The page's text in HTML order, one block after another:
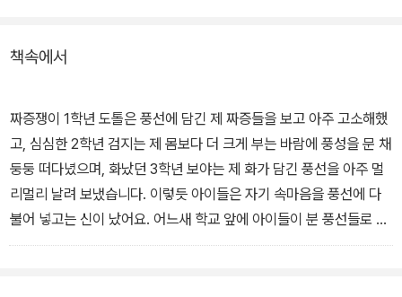
이야기를 끝맺는다. 평범한 학교 앞 문방구를 날마다 신기하고 새롭
쾌한 상상력이 돋보이는 작품이다.
책속에서
짜증쟁이 1학년 도톨은 풍선에 담긴 제 짜증들을 보고 아주 고소해했
고, 심심한 2학년 검지는 제 몸보다 더 크게 부는 바람에 풍성을 문 채
둥둥 떠다녔으며, 화났던 3학년 보야는 제 화가 담긴 풍선을 아주 멀
리멀리 날려 보냈습니다. 이렇듯 아이들은 자기 속마음을 풍선에 다
불어 넣고는 신이 났어요. 어느새 학교 앞에 아이들이 분 풍선들로 가
득했어요. 풍선들은 알록달록했고, 아이들 마음만큼 부풀 대로 부풀